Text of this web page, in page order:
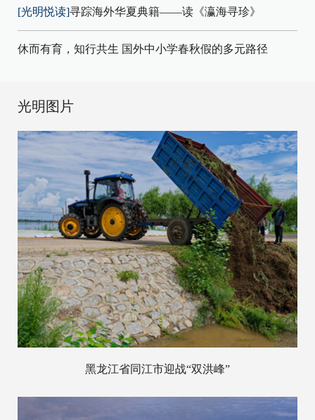
[光明悦读]寻踪海外华夏典籍——读《瀛海寻珍》
休而有育，知行共生 国外中小学春秋假的多元路径
光明图片
黑龙江省同江市迎战“双洪峰”